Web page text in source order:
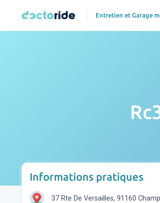
Entretien et Garage
Informations pratiques
37 Rte De Versailles, 91160